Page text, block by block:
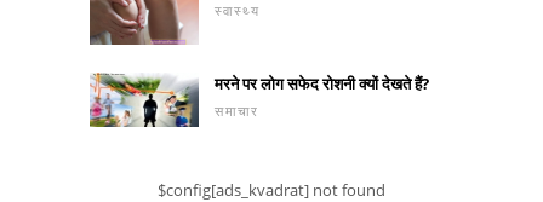
स्वास्थ्य
मरने पर लोग सफेद रोशनी क्यों देखते हैं?
समाचार
$config[ads_kvadrat] not found